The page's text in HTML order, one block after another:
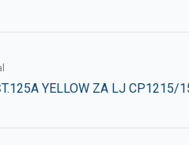
YELLOW ZA LJ CP1215/